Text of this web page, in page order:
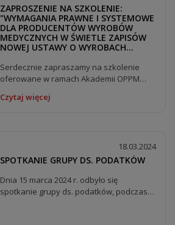
ZAPROSZENIE NA SZKOLENIE:
"WYMAGANIA PRAWNE I SYSTEMOWE
DLA PRODUCENTÓW WYROBÓW
MEDYCZNYCH W ŚWIETLE ZAPISÓW
NOWEJ USTAWY O WYROBACH
Serdecznie zapraszamy na szkolenie
oferowane w ramach Akademii OPPM
Czytaj więcej
18.03.2024
SPOTKANIE GRUPY DS. PODATKÓW
Dnia 15 marca 2024 r. odbyło się
spotkanie grupy ds. podatków, podczas